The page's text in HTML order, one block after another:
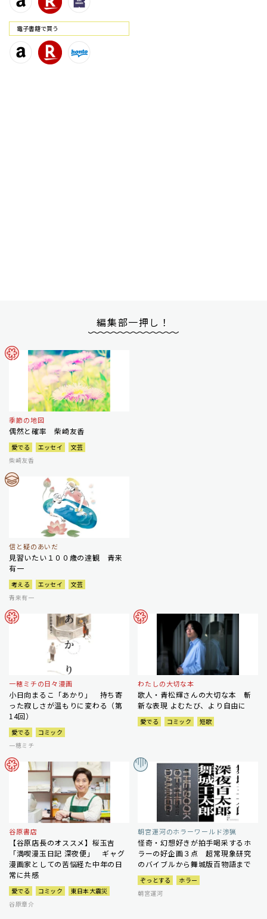
電⼦書籍で買う
編集部一押し！
季節の地図
偶然と確率 柴崎友香
愛でる エッセイ
文芸
柴崎友香
信と疑のあいだ
見習いたい１００歳の達観 青来
有一
考える エッセイ
文芸
青来有一
一穂ミチの日々漫画
小日向まるこ「あかり」 持ち寄
った寂しさが温もりに変わる（第
14回）
愛でる
コミック
一穂ミチ
わたしの大切な本
歌人・青松輝さんの大切な本 斬
新な表現 よむたび、より自由に
愛でる コミック 短歌
谷原書店
【谷原店長のオススメ】桜玉吉
「満喫漫玉日記 深夜便」 ギャグ
漫画家としての苦悩経た中年の日
常に共感
愛でる コミック
東日本大震災
谷原章介
朝宮運河のホラーワールド渉猟
怪奇・幻想好きが拍手喝采するホ
ラーの好企画３点 超常現象研究
のバイブルから舞城版百物語まで
ぞっとする
ホラー
朝宮運河